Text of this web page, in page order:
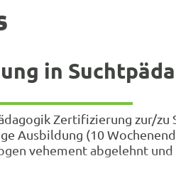
in
Zertifizierung zur/zu
Ausbildung (10
vehement abgelehnt